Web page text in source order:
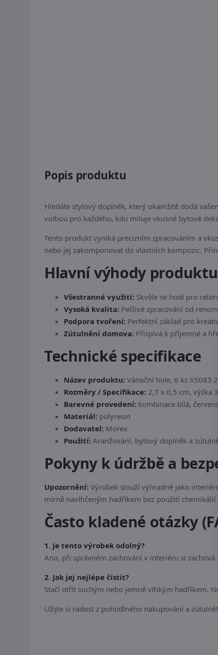
Popis produktu
Hledáte stylový doplněk, který okamžitě dodá
volbou pro každého, kdo miluje vkusné bytové
Tento produkt vyniká precizním zpracováním a
nebo jej zakomponovat do vlastních kompozic.
Hlavní výhody produktu
Všestranné využití: Skvěle se hodí pro
Vysoká kvalita: Pečlivé zpracování od
Podpora tvoření: Perfektní základ pro
Zútulnění domova: Přispívá k příjemné a
Technické specifikace
Název produktu: Vánoční hole, 6 ks X5083
Rozměry / Specifikace: 2,7 x 0,5 cm, výška 3
Barevné provedení: kombinace bílá,
Materiál: polyresin
Dodavatel: Morex
Použití: Aranžování, bytový doplněk a
Pokyny k údržbě a
Upozornění: Výrobek slouží výhradně jako
mírně navlhčeným hadříkem bez použití
Často kladené otázky
1. Je tento výrobek odolný?
Ano, při správném zachování v interiéru si
2. Jak jej nejlépe čistit?
Stačí otřít suchým nebo jemně vlhkým hadříkem.
Užijte si radost z pohodlného nakupování a